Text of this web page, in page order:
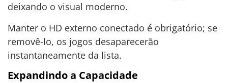
deixando o visual moderno.
Manter o HD externo conectado é obrigatório; se
removê-lo, os jogos desaparecerão
instantaneamente da lista.
Expandindo a Capacidade